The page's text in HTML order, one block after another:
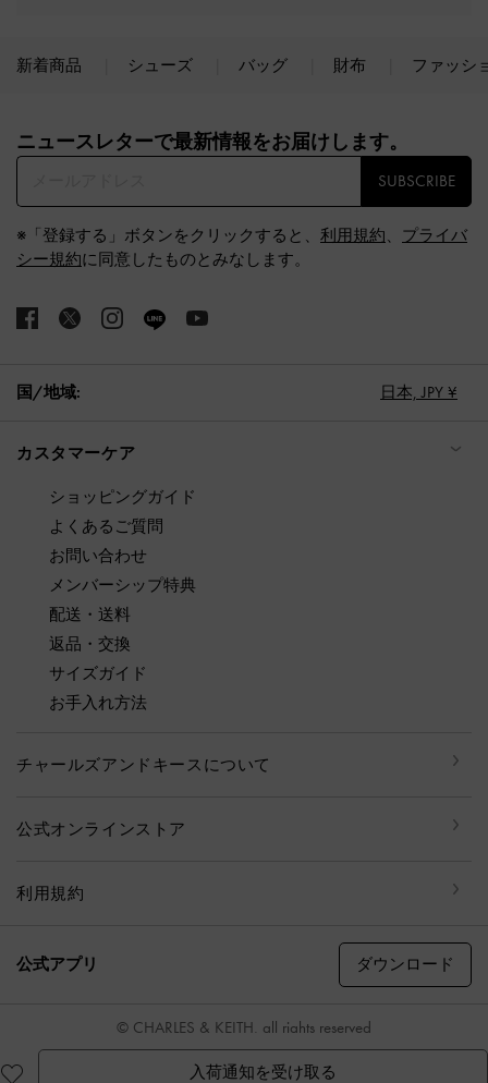
入荷通知を受け取る
新着商品 シューズ バッグ 財布 ファッシ
ニュースレターで最新情報をお届けします。​
SUBSCRIBE
※「登録する」ボタンをクリックすると、 利用規約、 プライバ
シー規約に同意したものとみなします。
国/地域: 日本, JPY ¥
カスタマーケア
ショッピングガイド
よくあるご質問
お問い合わせ
メンバーシップ特典
配送・送料
返品・交換
サイズガイド
お手入れ方法
チャールズアンドキースについて
公式オンラインストア
利用規約
公式アプリ ダウンロード
© CHARLES & KEITH, all rights reserved